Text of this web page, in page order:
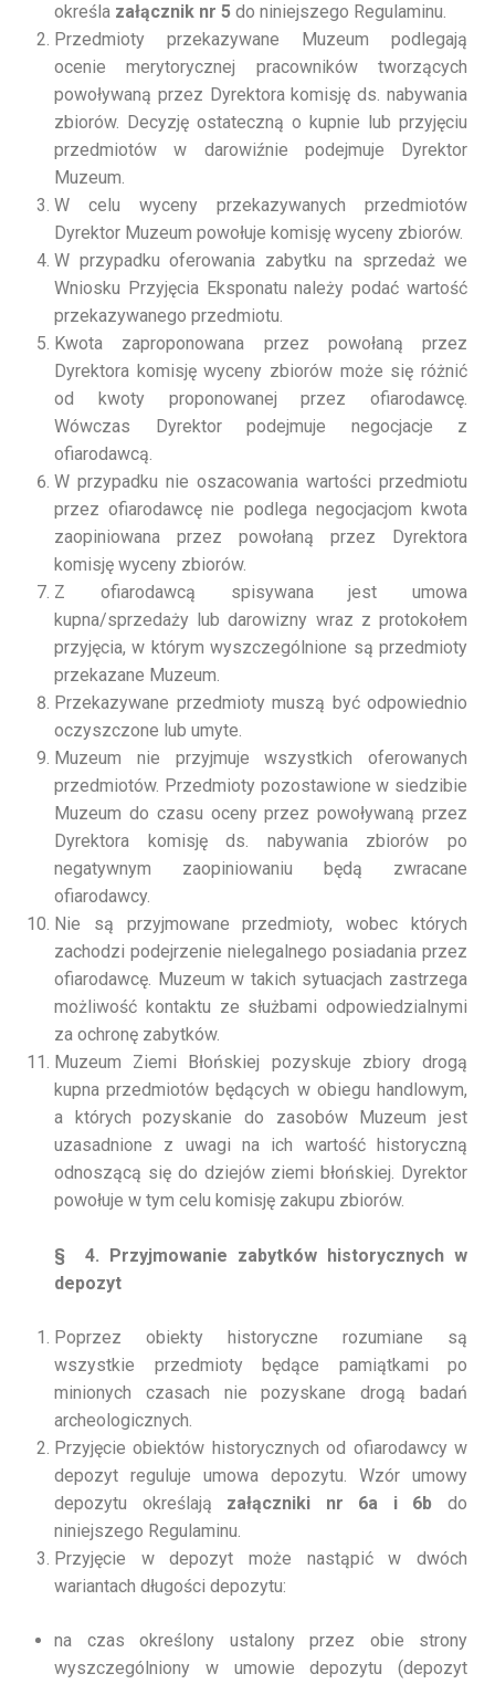
określa załącznik nr 5 do niniejszego Regulaminu.
Przedmioty przekazywane Muzeum podlegają
ocenie merytorycznej pracowników tworzących
powoływaną przez Dyrektora komisję ds. nabywania
zbiorów. Decyzję ostateczną o kupnie lub przyjęciu
przedmiotów w darowiźnie podejmuje Dyrektor
Muzeum.
W celu wyceny przekazywanych przedmiotów
Dyrektor Muzeum powołuje komisję wyceny zbiorów.
W przypadku oferowania zabytku na sprzedaż we
Wniosku Przyjęcia Eksponatu należy podać wartość
przekazywanego przedmiotu.
Kwota zaproponowana przez powołaną przez
Dyrektora komisję wyceny zbiorów może się różnić
od kwoty proponowanej przez ofiarodawcę.
Wówczas Dyrektor podejmuje negocjacje z
ofiarodawcą.
W przypadku nie oszacowania wartości przedmiotu
przez ofiarodawcę nie podlega negocjacjom kwota
zaopiniowana przez powołaną przez Dyrektora
komisję wyceny zbiorów.
Z ofiarodawcą spisywana jest umowa
kupna/sprzedaży lub darowizny wraz z protokołem
przyjęcia, w którym wyszczególnione są przedmioty
przekazane Muzeum.
Przekazywane przedmioty muszą być odpowiednio
oczyszczone lub umyte.
Muzeum nie przyjmuje wszystkich oferowanych
przedmiotów. Przedmioty pozostawione w siedzibie
Muzeum do czasu oceny przez powoływaną przez
Dyrektora komisję ds. nabywania zbiorów po
negatywnym zaopiniowaniu będą zwracane
ofiarodawcy.
Nie są przyjmowane przedmioty, wobec których
zachodzi podejrzenie nielegalnego posiadania przez
ofiarodawcę. Muzeum w takich sytuacjach zastrzega
możliwość kontaktu ze służbami odpowiedzialnymi
za ochronę zabytków.
Muzeum Ziemi Błońskiej pozyskuje zbiory drogą
kupna przedmiotów będących w obiegu handlowym,
a których pozyskanie do zasobów Muzeum jest
uzasadnione z uwagi na ich wartość historyczną
odnoszącą się do dziejów ziemi błońskiej. Dyrektor
powołuje w tym celu komisję zakupu zbiorów.
§ 4. Przyjmowanie zabytków historycznych w
depozyt
Poprzez obiekty historyczne rozumiane są
wszystkie przedmioty będące pamiątkami po
minionych czasach nie pozyskane drogą badań
archeologicznych.
Przyjęcie obiektów historycznych od ofiarodawcy w
depozyt reguluje umowa depozytu. Wzór umowy
depozytu określają załączniki nr 6a i 6b do
niniejszego Regulaminu.
Przyjęcie w depozyt może nastąpić w dwóch
wariantach długości depozytu:
na czas określony ustalony przez obie strony
wyszczególniony w umowie depozytu (depozyt